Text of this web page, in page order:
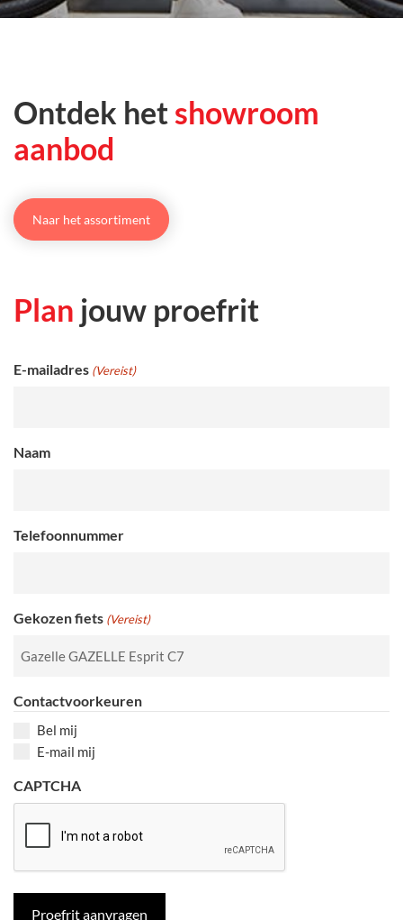
Ontdek het showroom
aanbod
Naar het assortiment
Plan jouw proefrit
E-mailadres (Vereist)
Naam
Telefoonnummer
Gekozen fiets (Vereist)
Contactvoorkeuren
Bel mij
E-mail mij
CAPTCHA